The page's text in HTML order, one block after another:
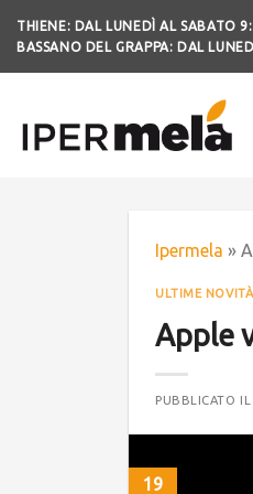
THIENE: DAL LUNEDÌ AL SABATO
BASSANO DEL GRAPPA: DAL
Ipermela »
ULTIME NOVITÀ
Apple
PUBBLICATO IL
19